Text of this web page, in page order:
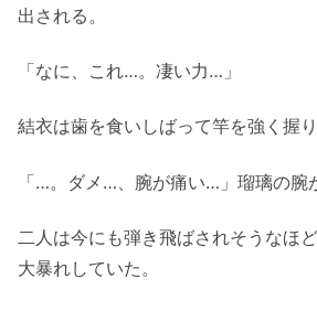
出される。
「なに、これ…。凄い力…」
結衣は歯を食いしばって竿を強く握り
「…。ダメ…、腕が痛い…」瑠璃の腕
二人は今にも弾き飛ばされそうなほ
大暴れしていた。